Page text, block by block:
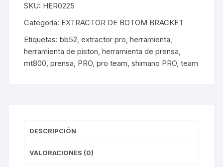
SKU: HER0225
Categoría: EXTRACTOR DE BOTOM BRACKET
Etiquetas:bb52 ,extractor pro ,herramienta
herramienta de piston ,herramienta de prensa
mt800 ,prensa PRO ,pro team ,shimano PRO ,team
DESCRIPCIÓN
VALORACIONES (0)